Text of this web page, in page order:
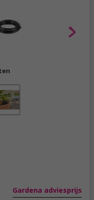
Gardena adviesprijs